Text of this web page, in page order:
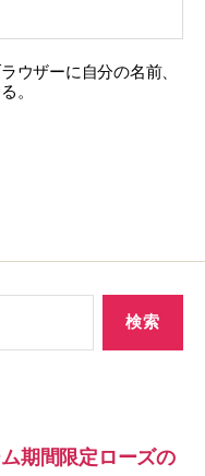
ウザーに自分の名前、
。
期間限定ローズの